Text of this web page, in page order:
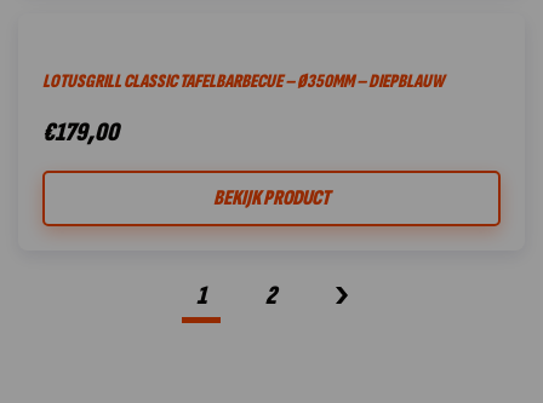
LOTUSGRILL CLASSIC TAFELBARBECUE – Ø350MM – DIEPBLAUW
€179,00
BEKIJK PRODUCT
1 2